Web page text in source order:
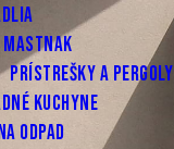
MASTNAK
PRÍSTREŠKY A PERGOLY
KUCHYNE
ODPAD